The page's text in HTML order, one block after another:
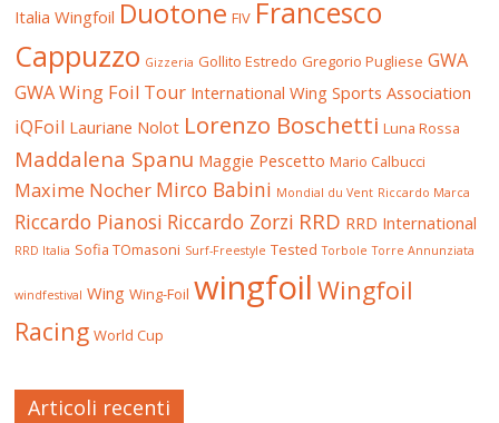
Italia Wingfoil Duotone FIV Francesco
Cappuzzo Gizzeria Gollito Estredo Gregorio Pugliese GWA
GWA Wing Foil Tour International Wing Sports Association
iQFoil Lauriane Nolot Lorenzo Boschetti Luna Rossa
Maddalena Spanu Maggie Pescetto Mario Calbucci
Maxime Nocher Mirco Babini Mondial du Vent Riccardo Marca
Riccardo Pianosi Riccardo Zorzi RRD RRD International
RRD Italia Sofia TOmasoni Surf-Freestyle Tested Torbole Torre Annunziata
windfestival Wing Wing-Foil wingfoil Wingfoil
Racing World Cup
Articoli recenti